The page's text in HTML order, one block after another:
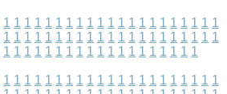
1 1 1 1 1 1 1 1 1 1 1 1 1 1 1 1 1 1 1 1 1
1 1 1 1 1 1 1 1 1 1 1 1 1 1 1 1 1 1 1 1 1
1 1 1 1 1 1 1 1 1 1 1 1 1 1 1 1 1 1 1
1 1 1 1 1 1 1 1 1 1 1 1 1 1 1 1 1 1 1 1 1